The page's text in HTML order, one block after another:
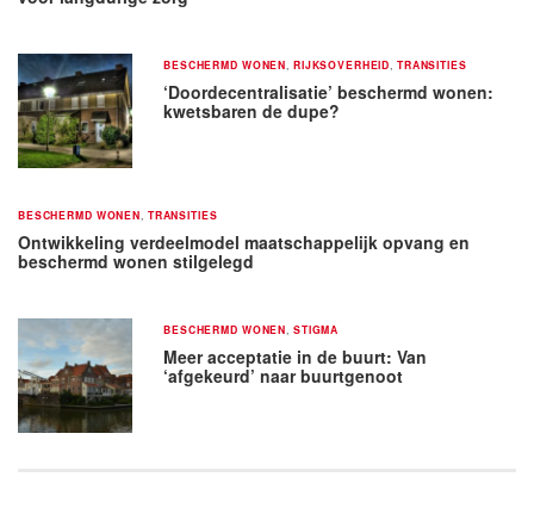
BESCHERMD WONEN RIJKSOVERHEID TRANSITIES
‘Doordecentralisatie’ beschermd wonen:
kwetsbaren de dupe?
BESCHERMD WONEN TRANSITIES
Ontwikkeling verdeelmodel maatschappelijk opvang en
beschermd wonen stilgelegd
BESCHERMD WONEN STIGMA
Meer acceptatie in de buurt: Van
‘afgekeurd’ naar buurtgenoot